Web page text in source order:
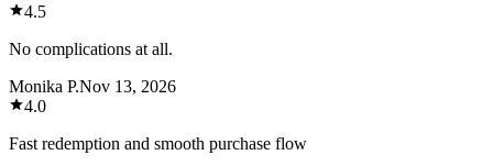
4.5
No complications at all.
Monika P.Nov 13, 2026
4.0
Fast redemption and smooth purchase flow